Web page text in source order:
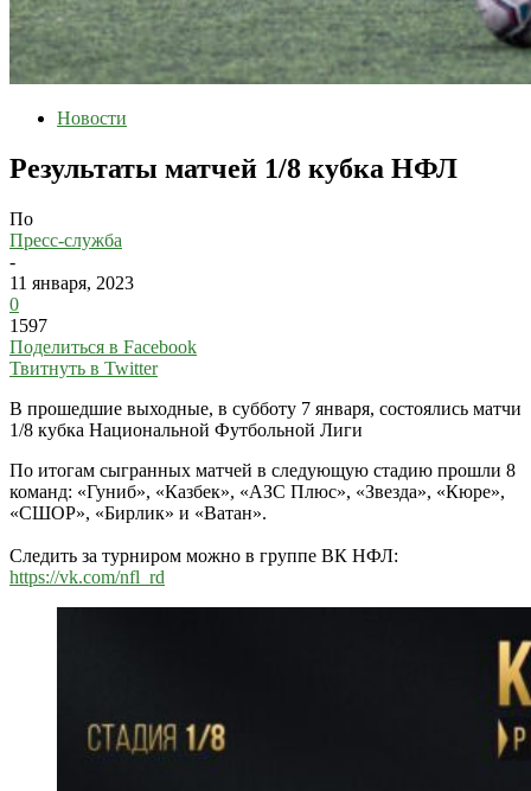
Новости
Результаты матчей 1/8 кубка НФЛ
По
Пресс-служба
-
11 января, 2023
0
1597
Поделиться в Facebook
Твитнуть в Twitter
В прошедшие выходные, в субботу 7 января, состоялись матчи
1/8 кубка Национальной Футбольной Лиги
По итогам сыгранных матчей в следующую стадию прошли 8
команд: «Гуниб», «Казбек», «АЗС Плюс», «Звезда», «Кюре»,
«СШОР», «Бирлик» и «Ватан».
Следить за турниром можно в группе ВК НФЛ:
https://vk.com/nfl_rd